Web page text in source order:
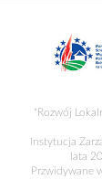
"Rozwój
Instytucja
lata
Przwidywane